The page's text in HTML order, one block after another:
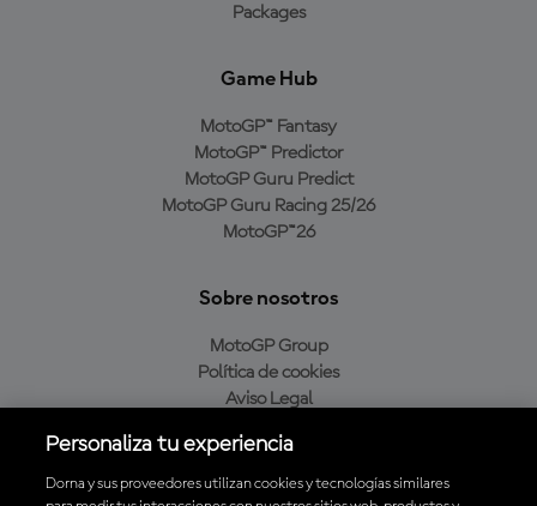
Packages
Game Hub
MotoGP™ Fantasy
MotoGP™ Predictor
MotoGP Guru Predict
MotoGP Guru Racing 25/26
MotoGP™26
Sobre nosotros
MotoGP Group
Política de cookies
Aviso Legal
Política de compra
Personaliza tu experiencia
Dorna y sus proveedores utilizan cookies y tecnologías similares